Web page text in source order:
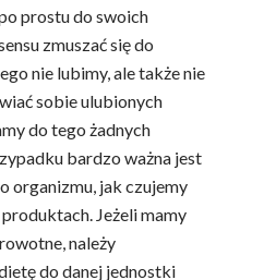
prostu do swoich
zmuszać się do
nie lubimy, ale także nie
sobie ulubionych
do tego żadnych
bardzo ważna jest
organizmu, jak czujemy
Jeżeli mamy
należy
do danej jednostki